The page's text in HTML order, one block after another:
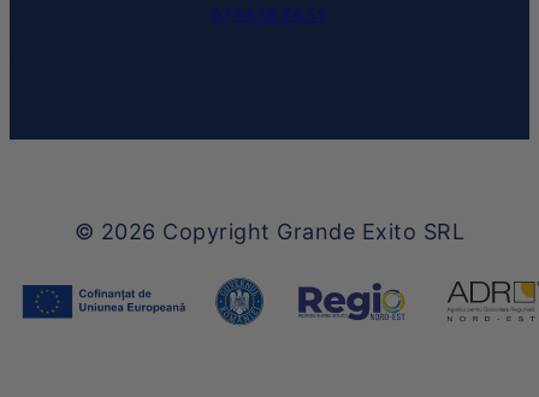
0744.58.74.51
© 2026 Copyright Grande Exito SRL